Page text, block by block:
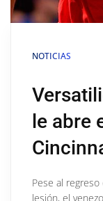
NOTICIAS
le abre
Pese al
lesión, el